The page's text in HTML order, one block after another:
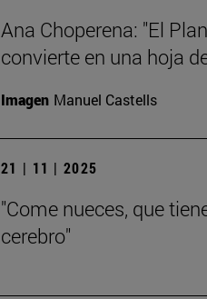
Ana Choperena: "El
convierte en una hoja
Imagen Manuel Castells
21 | 11 | 2025
"Come nueces, que
cerebro"